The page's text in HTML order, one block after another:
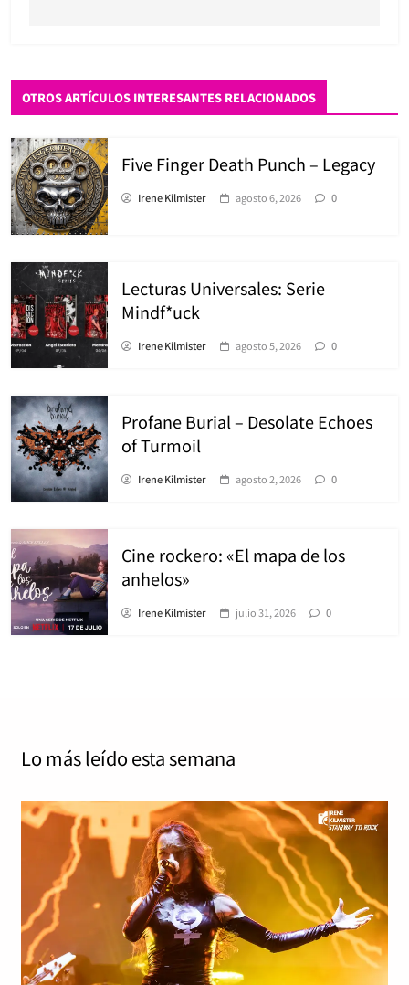
OTROS ARTÍCULOS INTERESANTES RELACIONADOS
Five Finger Death Punch – Legacy
Irene Kilmister agosto 6, 2026 0
Lecturas Universales: Serie
Mindf*uck
Irene Kilmister agosto 5, 2026 0
Profane Burial – Desolate Echoes
of Turmoil
Irene Kilmister agosto 2, 2026 0
Cine rockero: «El mapa de los
anhelos»
Irene Kilmister julio 31, 2026 0
Lo más leído esta semana